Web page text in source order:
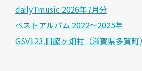
dailyTmusic 2026年7月分
ベストアルバム 2022～2025年
GSV123.旧脇ヶ畑村（滋賀県多賀町）